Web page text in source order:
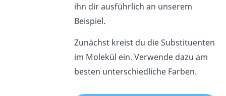
ihn dir ausführlich an unserem
Beispiel.
Zunächst kreist du die Substituenten
im Molekül ein. Verwende dazu am
besten unterschiedliche Farben.